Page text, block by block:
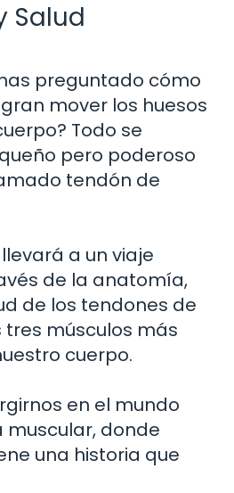
Salud
preguntado cómo
mover los huesos
Todo se
pero poderoso
tendón de
a un viaje
de la anatomía,
de los tendones de
tres músculos más
cuerpo.
en el mundo
donde
una historia que